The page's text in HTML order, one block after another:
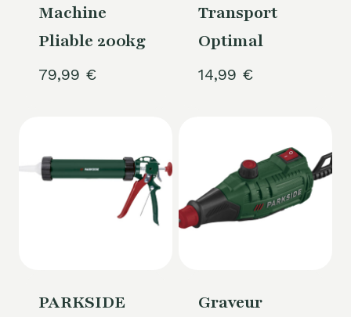
Machine
Pliable 200kg
79,99 €
Transport
Optimal
14,99 €
PARKSIDE
Graveur